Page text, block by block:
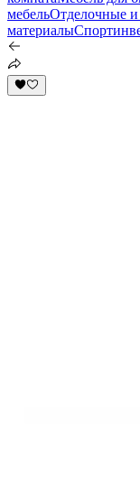
мебельОтделочные и
материалы